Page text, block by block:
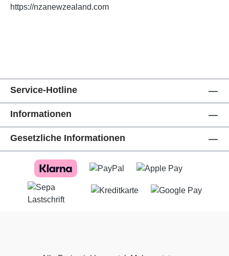
https://nzanewzealand.com
Service-Hotline
Informationen
Gesetzliche Informationen